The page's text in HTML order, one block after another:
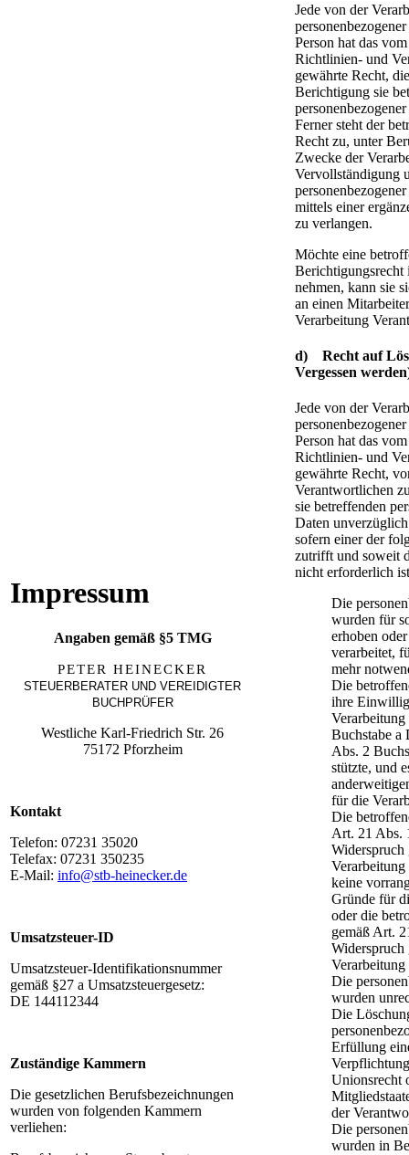
Impressum
Angaben gemäß §5 TMG
PETER HEINECKER
STEUERBERATER UND VEREIDIGTER
BUCHPRÜFER
Westliche Karl-Friedrich Str. 26
75172 Pforzheim
Kontakt
Telefon: 07231 35020
Telefax: 07231 350235
E-Mail: info@stb-heinecker.de
Umsatzsteuer-ID
Umsatzsteuer-Identifikationsnummer
gemäß §27 a Umsatzsteuergesetz:
DE 144112344
Zuständige Kammern
Die gesetzlichen Berufsbezeichnungen
wurden von folgenden Kammern
verliehen:
Jede von der
Person hat das
Richtlinien- und
gewährte Recht,
Berichtigung sie
Ferner steht der
Recht zu, unter
Zwecke der
Vervollständigung
mittels einer
zu verlangen.
Möchte eine
Berichtigungsrecht
nehmen, kann sie
an einen
Verarbeitung
d) Recht auf
Vergessen
Jede von der
Person hat das
Richtlinien- und
gewährte Recht,
Verantwortlichen
sie betreffenden
Daten
sofern einer der
zutrifft und soweit
nicht erforderlich
Die
wurden für
erhoben
verarbeitet,
mehr
Die
ihre
Buchstabe
Abs. 2
stützte, und
für die
Die
Art. 21 Abs.
Widerspruch
keine
Gründe für
oder die
gemäß Art.
Widerspruch
Verarbeitung
Die
wurden
Die
Erfüllung
Unionsrecht
der
Die
wurden in